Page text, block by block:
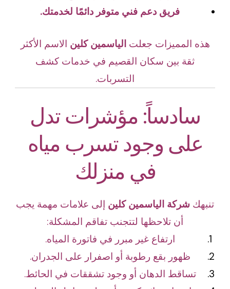
فريق دعم فني متوفر دائمًا لخدمتك.
هذه المميزات جعلتالياسمين كلين الاسم الأكثر
ثقة بين سكان القصيم في خدمات كشف
التسربات.
سادساً: مؤشرات تدل
على وجود تسرب مياه
في منزلك
تنبهك شركة الياسمين كلين إلى علامات مهمة يجب
أن تلاحظها لتتجنب تفاقم المشكلة:
ارتفاع غير مبرر في فاتورة المياه.
ظهور بقع رطوبة أو اصفرار على الجدران.
تساقط الدهان أو وجود تشققات في الحائط.